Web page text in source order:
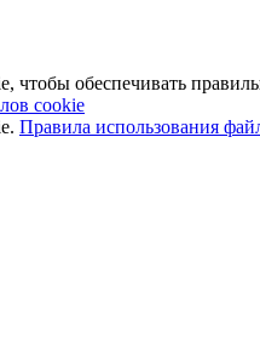
обеспечивать
cookie
Правила использования